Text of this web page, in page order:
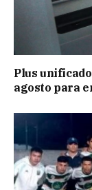
Plus
agosto para